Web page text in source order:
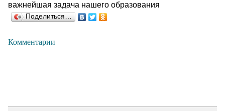
важнейшая задача нашего образования
Поделиться…
Комментарии